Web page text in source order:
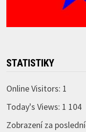
STATISTIKY
Online Visitors: 1
Today's Views: 1 104
Zobrazení za